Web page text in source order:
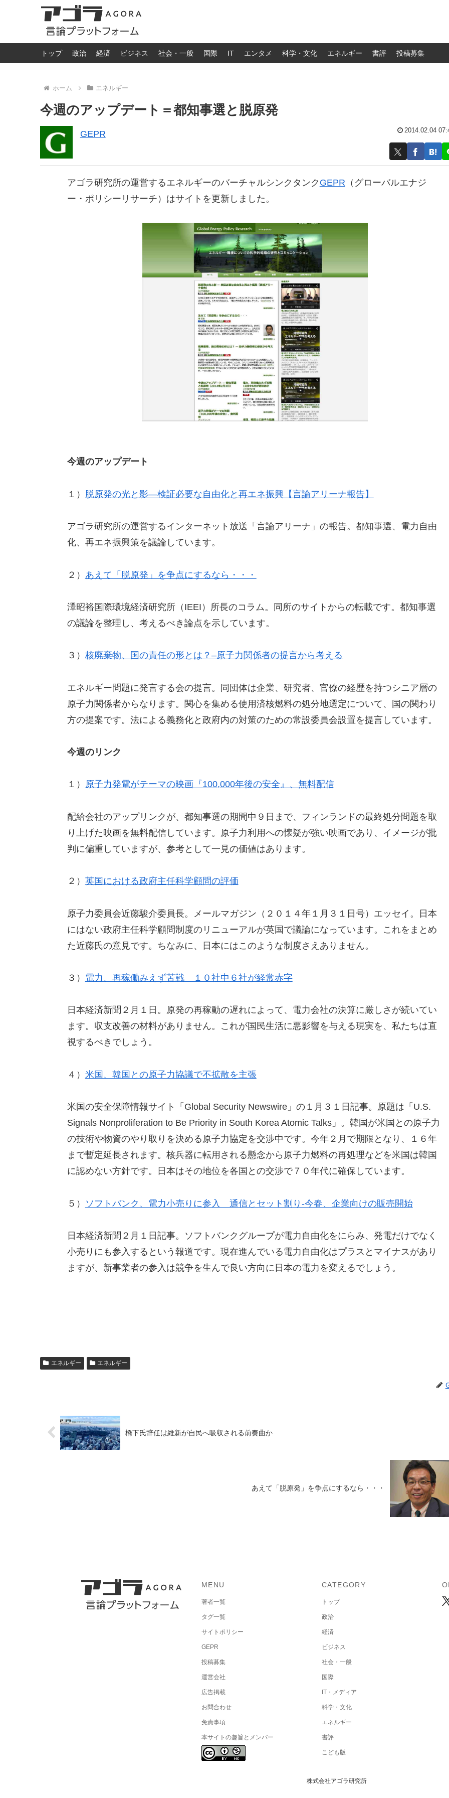
トップ 政治 経済 ビジネス 社会・一般 国際 IT エンタメ 科学・文化 エネルギー 書評 投稿募集
ホーム エネルギー
今週のアップデート＝都知事選と脱原発
GEPR 2014.02.04
アゴラ研究所の運営するエネルギーのバーチャルシンクタンク GEPR （グローバルエナジ
ー・ポリシーリサーチ）はサイトを更新しました。
今週のアップデート
１） 脱原発の光と影—検証必要な自由化と再エネ振興【言論アリーナ報告】
アゴラ研究所の運営するインターネット放送「言論アリーナ」の報告。都知事選、電力自由
化、再エネ振興策を議論しています。
２） あえて「脱原発」を争点にするなら・・・
澤昭裕国際環境経済研究所（IEEI）所長のコラム。同所のサイトからの転載です。都知事選
の議論を整理し、考えるべき論点を示しています。
３） 核廃棄物、国の責任の形とは？–原子力関係者の提言から考える
エネルギー問題に発言する会の提言。同団体は企業、研究者、官僚の経歴を持つシニア層の
原子力関係者からなります。関心を集める使用済核燃料の処分地選定について、国の関わり
方の提案です。法による義務化と政府内の対策のための常設委員会設置を提言しています。
今週のリンク
１） 原子力発電がテーマの映画『100,000年後の安全』、無料配信
配給会社のアップリンクが、都知事選の期間中９日まで、フィンランドの最終処分問題を取
り上げた映画を無料配信しています。原子力利用への懐疑が強い映画であり、イメージが批
判に偏重していますが、参考として一見の価値はあります。
２） 英国における政府主任科学顧問の評価
原子力委員会近藤駿介委員長。メールマガジン（２０１４年１月３１日号）エッセイ。日本
にはない政府主任科学顧問制度のリニューアルが英国で議論になっています。これをまとめ
た近藤氏の意見です。ちなみに、日本にはこのような制度さえありません。
３） 電力、再稼働みえず苦戦 １０社中６社が経常赤字
日本経済新聞２月１日。原発の再稼動の遅れによって、電力会社の決算に厳しさが続いてい
ます。収支改善の材料がありません。これが国民生活に悪影響を与える現実を、私たちは直
視するべきでしょう。
４） 米国、韓国との原子力協議で不拡散を主張
米国の安全保障情報サイト「Global Security Newswire」の１月３１日記事。原題は「U.S.
Signals Nonproliferation to Be Priority in South Korea Atomic Talks」。韓国が米国との原子力
の技術や物資のやり取りを決める原子力協定を交渉中です。今年２月で期限となり、１６年
まで暫定延長されます。核兵器に転用される懸念から原子力燃料の再処理などを米国は韓国
に認めない方針です。日本はその地位を各国との交渉で７０年代に確保しています。
５） ソフトバンク、電力小売りに参入 通信とセット割り-今春、企業向けの販売開始
日本経済新聞２月１日記事。ソフトバンクグループが電力自由化をにらみ、発電だけでなく
小売りにも参入するという報道です。現在進んでいる電力自由化はプラスとマイナスがあり
ますが、新事業者の参入は競争を生んで良い方向に日本の電力を変えるでしょう。
エネルギー エネルギー
橋下氏辞任は維新が自民へ吸収される前奏曲か
あえて「脱原発」を争点にするなら・・・
MENU
著者一覧
タグ一覧
サイトポリシー
GEPR
投稿募集
運営会社
広告掲載
お問合わせ
免責事項
本サイトの趣旨とメンバー
CATEGORY
トップ
政治
経済
ビジネス
社会・一般
国際
IT・メディア
科学・文化
エネルギー
書評
こども版
株式会社アゴラ研究所